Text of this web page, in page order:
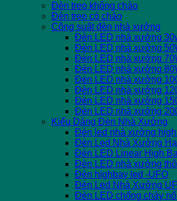
Đèn treo không chảo
Đèn treo có chảo
Công suất đèn nhà xưởng
Đèn LED nhà xưởng
Đèn LED nhà xưởng
Đèn LED nhà xưởng
Đèn LED nhà xưởng
Đèn LED nhà xưởng
Đèn LED nhà xưởng
Đèn LED nhà xưởng
Đèn LED nhà xưởng
Kiểu Dáng Đèn Nhà Xưởng
Đèn led nhà xưởng
Đèn Led Nhà Xưởng
Đèn LED Linear High
Đèn LED nhà xưởng
Đèn highbay led -UFO
Đèn Led Nhà Xưởng
Đèn LED chống cháy